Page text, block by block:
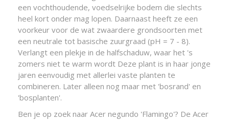
een vochthoudende, voedselrijke bodem die slechts
heel kort onder mag lopen. Daarnaast heeft ze een
voorkeur voor de wat zwaardere grondsoorten met
een neutrale tot basische zuurgraad (pH = 7 - 8).
Verlangt een plekje in de halfschaduw, waar het 's
zomers niet te warm wordt Deze plant is in haar jonge
jaren eenvoudig met allerlei vaste planten te
combineren. Later alleen nog maar met 'bosrand' en
'bosplanten'.
Ben je op zoek naar Acer negundo 'Flamingo'? De Acer